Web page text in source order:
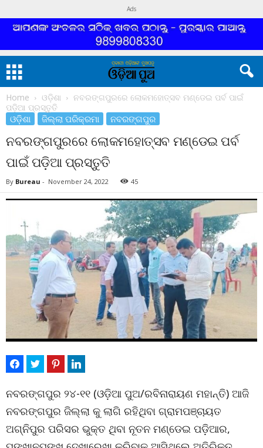
Ads
Home ଓଡ଼ିଶା
ନବରଙ୍ଗପୁରରେ ଲୋକମହୋତ୍ସବ ମଣ୍ଡେଇ ପର୍ବ ପାଇଁ
ପଡ଼ିଆ ପ୍ରସ୍ତୁତି
ଓଡ଼ିଶା ଜିଲ୍ଲା ପରିକ୍ରମା ନବରଙ୍ଗପୁର
ନବରଙ୍ଗପୁରରେ ଲୋକମହୋତ୍ସବ ମଣ୍ଡେଇ ପର୍ବ
ପାଇଁ ପଡ଼ିଆ ପ୍ରସ୍ତୁତି
By Bureau - November 24, 2022 45
ନବରଙ୍ଗପୁର ୨୪-୧୧ (ଓଡ଼ିଆ ପୁଅ/ରବିନାରାୟଣ ମହାନ୍ତି) ଆଜି
ନବରଙ୍ଗପୁର ଜିଲ୍ଲା କୁ ଲାଗି ରହିଥିବା ଗ୍ରାମପଞ୍ଚାୟତ
ଅଗ୍ନିପୁର ପରିସର ଭୁକ୍ତ ଥିବା ନୂତନ ମଣ୍ଡେଇ ପଡ଼ିଆର,